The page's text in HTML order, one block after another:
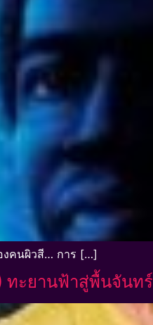
งคนผิวสี… การ […]
ทะยานฟ้าสู่พื้นจันทร์